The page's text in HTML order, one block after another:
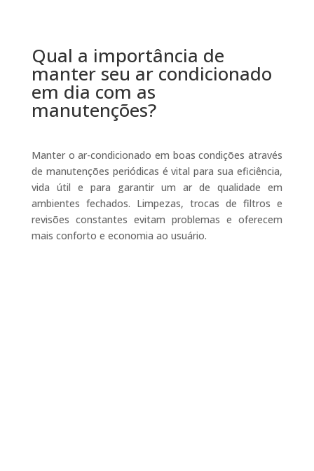
Qual a importância de
manter seu ar condicionado
em dia com as
manutenções?
Manter o ar-condicionado em boas condições através
de manutenções periódicas é vital para sua eficiência,
vida útil e para garantir um ar de qualidade em
ambientes fechados. Limpezas, trocas de filtros e
revisões constantes evitam problemas e oferecem
mais conforto e economia ao usuário.